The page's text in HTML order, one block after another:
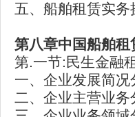
五、船舶租赁实
第八章中国船舶
第.一节:民生金融
一、企业发展简况
二、企业主营业务